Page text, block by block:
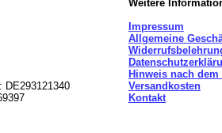
DE293121340
Weitere
Impressum
Allgemeine
Hinweis nach
Versandkosten
Kontakt